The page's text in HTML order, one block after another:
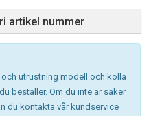
artikel nummer
utrustning modell och kolla
beställer. Om du inte är säker
du kontakta vår kundservice